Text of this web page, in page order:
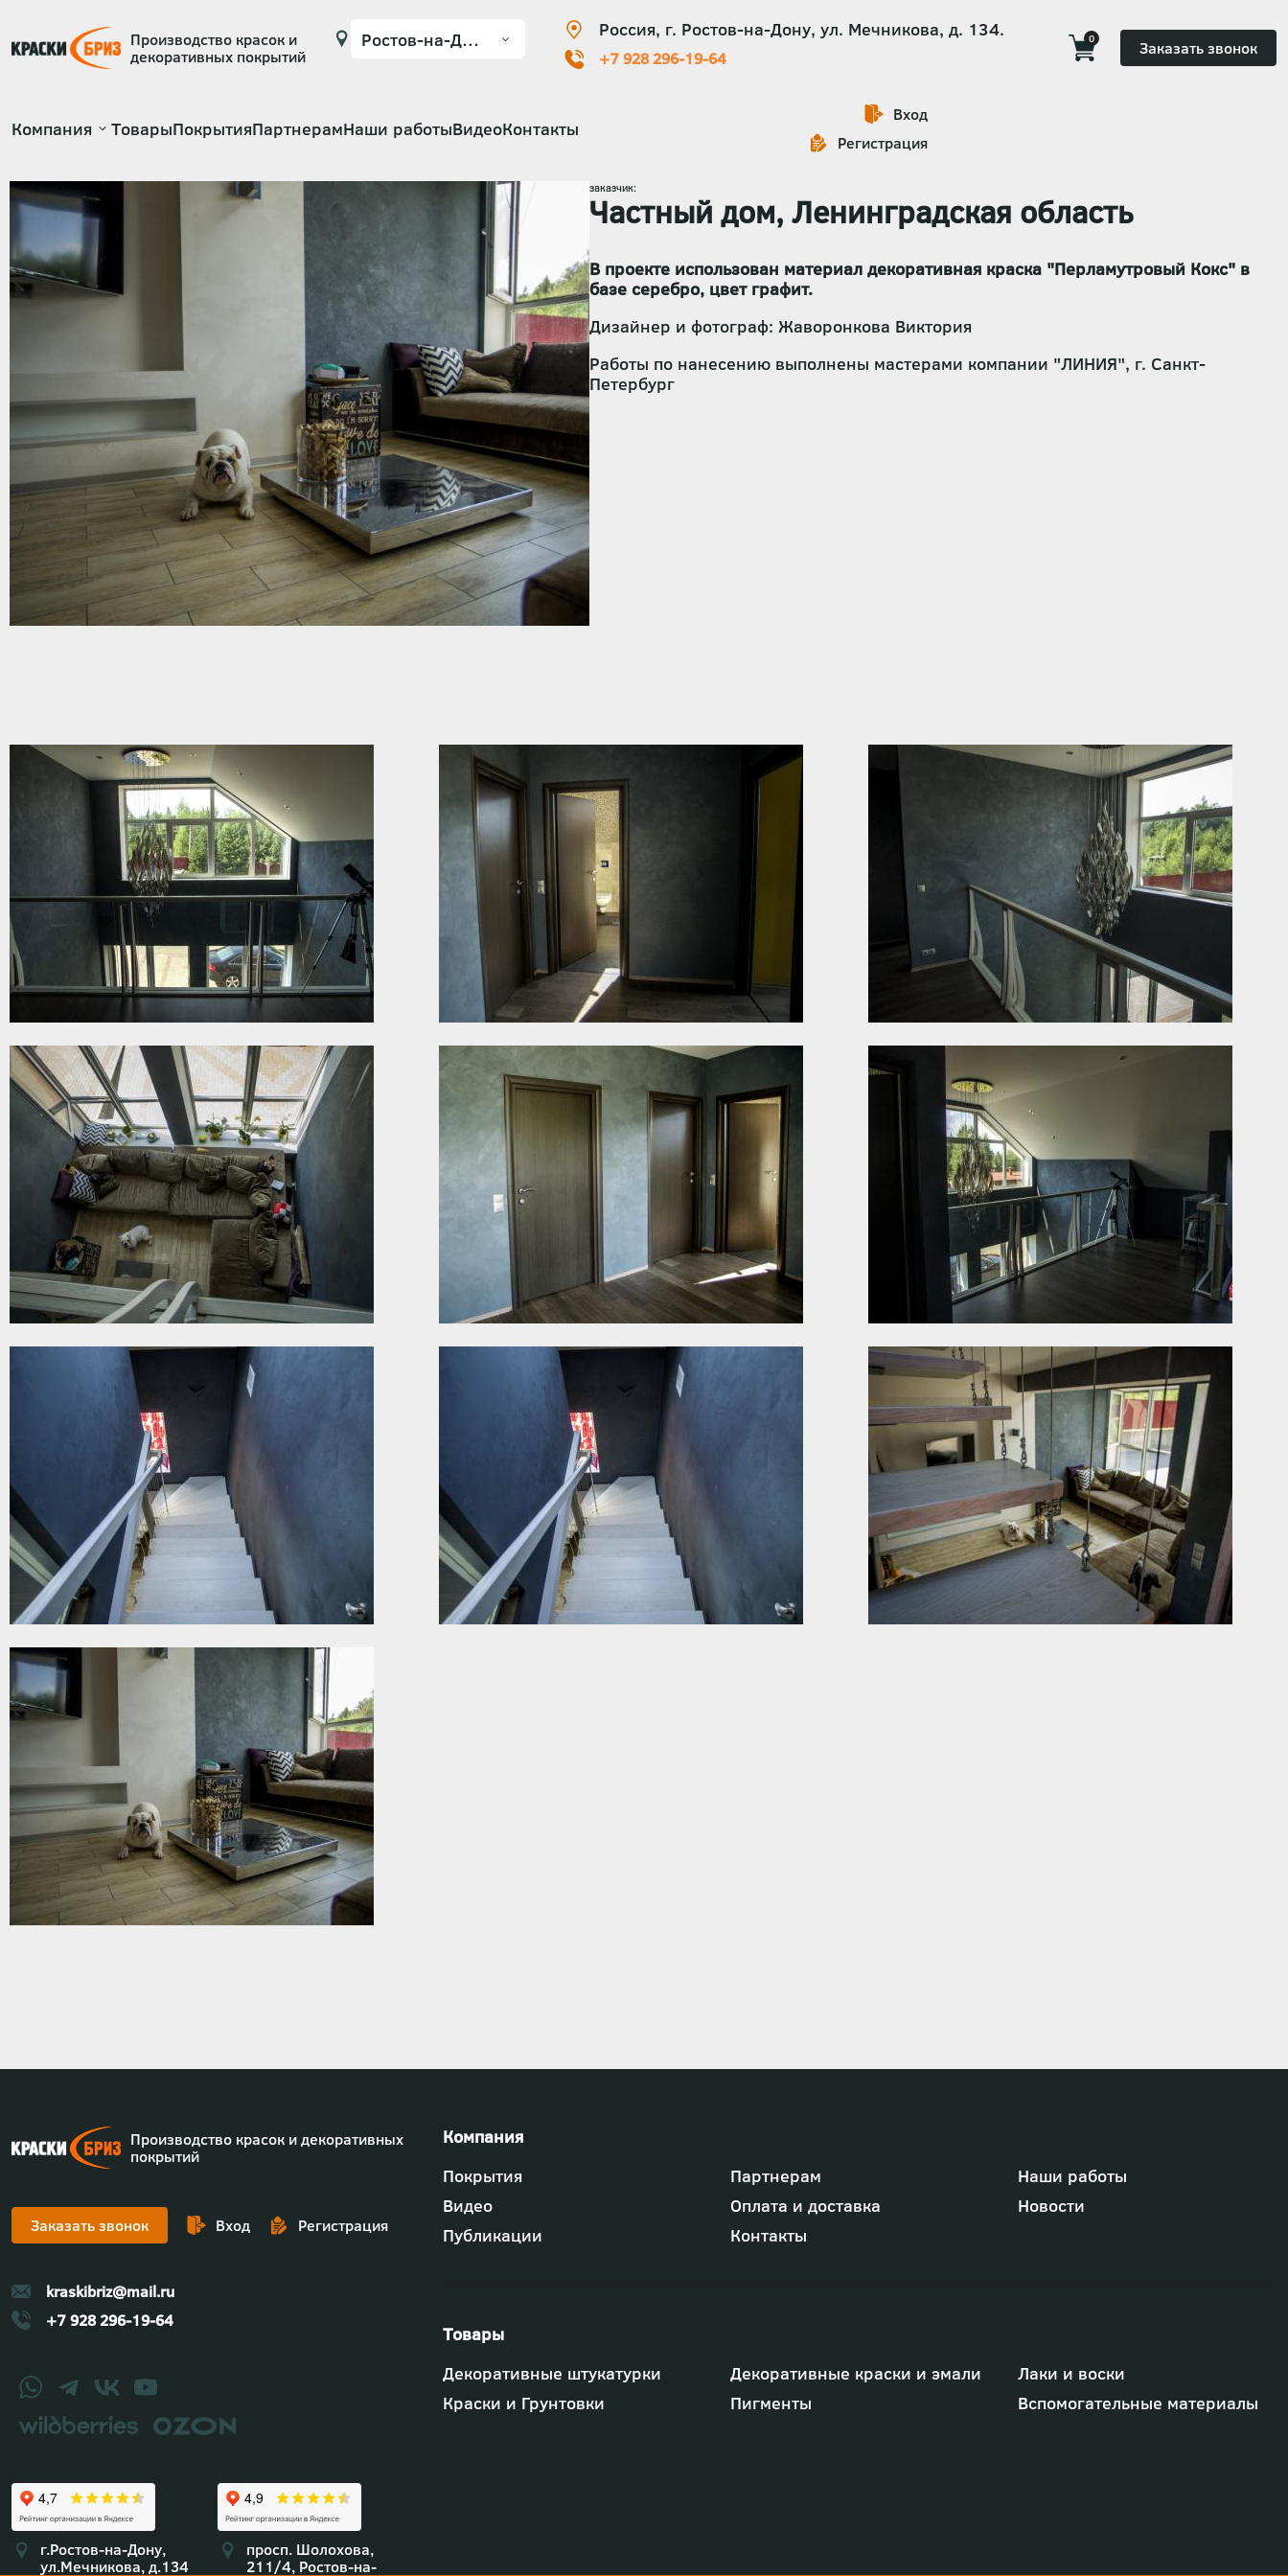
Производство красок и
декоративных покрытий
Россия, г. Ростов-на-Дону, ул. Мечникова, д. 134.
+7 928 296-19-64
0 Заказать звонок
Основная
Компания ТоварыПокрытияПартнерамНаши работыВидеоКонтакты
Вход
Регистрация
заказчик:
Частный дом, Ленинградская область
В проекте использован материал декоративная краска "Перламутровый Кокс" в
базе серебро, цвет графит.
Дизайнер и фотограф: Жаворонкова Виктория
Работы по нанесению выполнены мастерами компании "ЛИНИЯ", г. Санкт-
Петербург
Производство красок и декоративных
покрытий
Заказать звонок Вход Регистрация
kraskibriz@mail.ru
+7 928 296-19-64
г.Ростов-на-Дону,
ул.Мечникова, д.134
просп. Шолохова,
211/4, Ростов-на-
Футер
-
меню
"Компания"
Покрытия Партнерам
Наши работы
Видео
Оплата и доставка
Новости
Публикации
Контакты
Футер
-
меню
"Товары"
Декоративные штукатурки Декоративные краски и эмали
Лаки и воски
Краски и Грунтовки
Пигменты Вспомогательные материалы